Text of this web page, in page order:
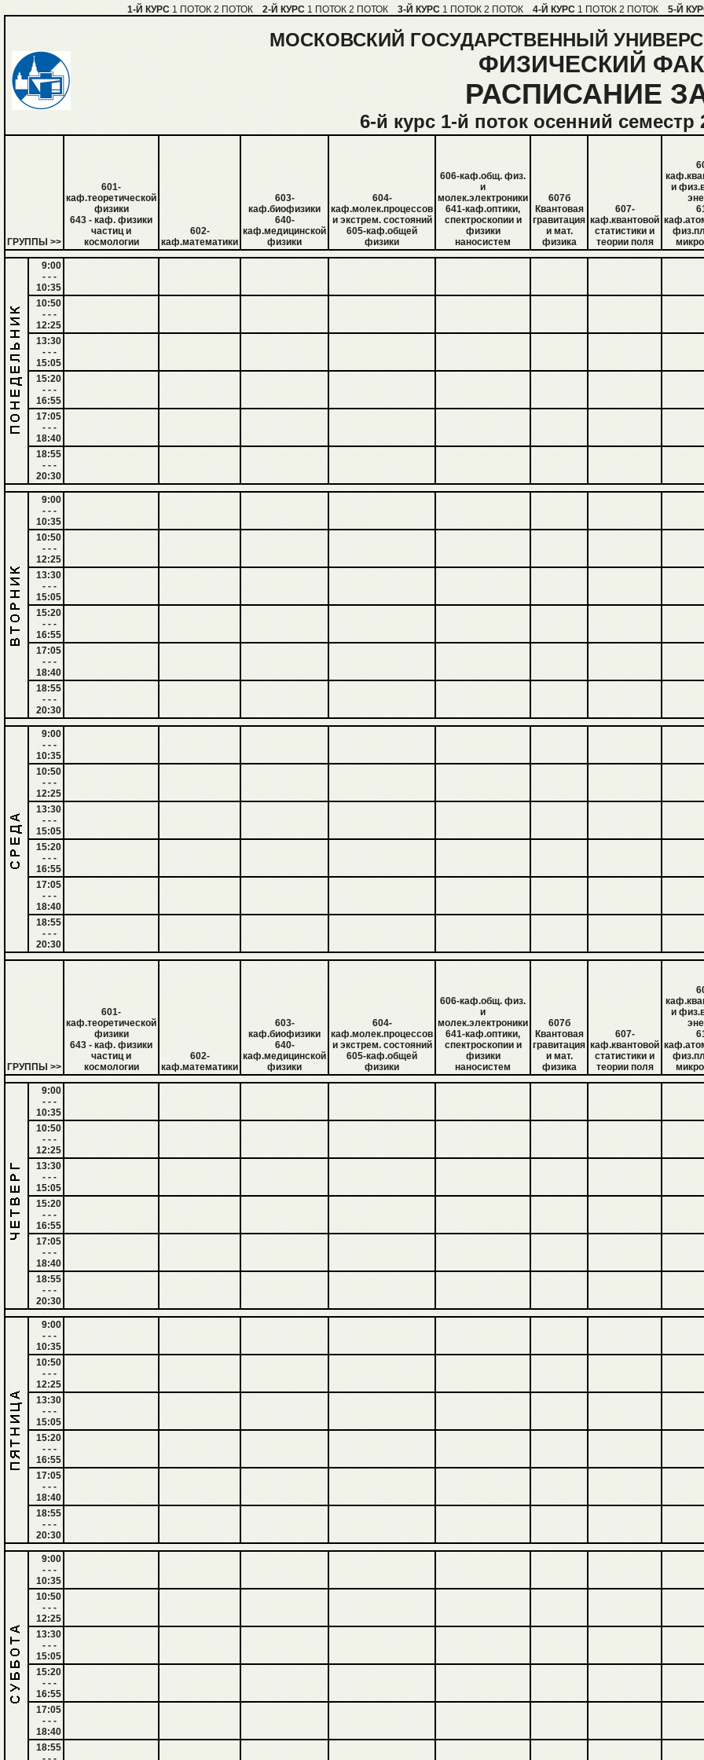
1-Й КУРС 1 ПОТОК 2 ПОТОК 2-Й КУРС 1 ПОТОК 2 ПОТОК 3-Й КУРС 1 ПОТОК 2 ПОТОК 4-Й КУРС 1 ПОТОК 2 ПОТОК 5-Й
МОСКОВСКИЙ ГОСУДАРСТВЕННЫЙ
ФИЗИЧЕСКИЙ
РАСПИСАНИЕ
6-й курс 1-й поток осенний
ГРУППЫ >>
601-
каф.теоретической
физики
643 - каф. физики
частиц и
космологии
602-
каф.математики
603-
каф.биофизики
640-
каф.медицинской
физики
604-
каф.молек.процессов
и экстрем. состояний
605-каф.общей
физики
606-каф.общ. физ.
и
молек.электроники
641-каф.оптики,
спектроскопии и
физики
наносистем
607б
Квантовая
гравитация
и мат.
физика
607-
каф.квантовой
статистики и
теории поля
и
9:00
- - -
10:35
10:50
- - -
12:25
13:30
- - -
15:05
15:20
- - -
16:55
17:05
- - -
18:40
18:55
- - -
20:30
9:00
- - -
10:35
10:50
- - -
12:25
13:30
- - -
15:05
15:20
- - -
16:55
17:05
- - -
18:40
18:55
- - -
20:30
9:00
- - -
10:35
10:50
- - -
12:25
13:30
- - -
15:05
15:20
- - -
16:55
17:05
- - -
18:40
18:55
- - -
20:30
ГРУППЫ >>
601-
каф.теоретической
физики
643 - каф. физики
частиц и
космологии
602-
каф.математики
603-
каф.биофизики
640-
каф.медицинской
физики
604-
каф.молек.процессов
и экстрем. состояний
605-каф.общей
физики
606-каф.общ. физ.
и
молек.электроники
641-каф.оптики,
спектроскопии и
физики
наносистем
607б
Квантовая
гравитация
и мат.
физика
607-
каф.квантовой
статистики и
теории поля
и
9:00
- - -
10:35
10:50
- - -
12:25
13:30
- - -
15:05
15:20
- - -
16:55
17:05
- - -
18:40
18:55
- - -
20:30
9:00
- - -
10:35
10:50
- - -
12:25
13:30
- - -
15:05
15:20
- - -
16:55
17:05
- - -
18:40
18:55
- - -
20:30
9:00
- - -
10:35
10:50
- - -
12:25
13:30
- - -
15:05
15:20
- - -
16:55
17:05
- - -
18:40
18:55